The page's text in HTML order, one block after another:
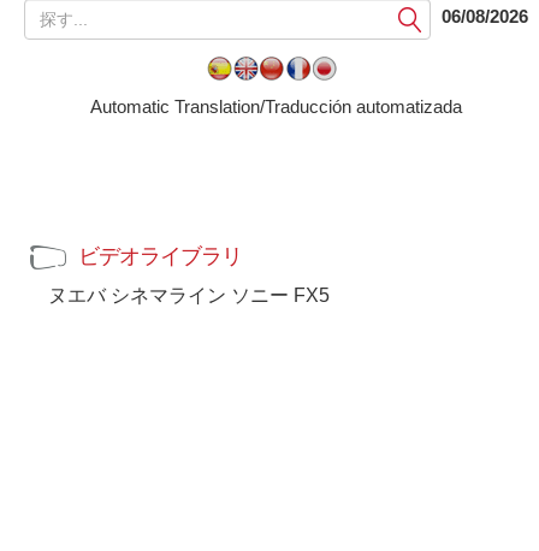
提
出
06/08/2026
Automatic Translation/Traducción automatizada
ビデオライブラリ
ヌエバ シネマライン ソニー FX5